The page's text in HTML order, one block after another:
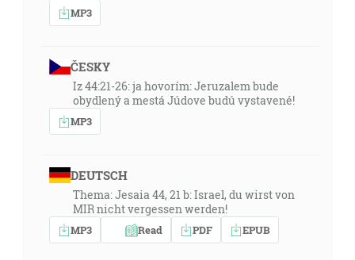
MP3
ČESKY
Iz 44:21-26: ja hovorím: Jeruzalem bude
obydlený a mestá Júdove budú vystavené!
MP3
DEUTSCH
Thema: Jesaia 44, 21 b: Israel, du wirst von
MIR nicht vergessen werden!
MP3 Read PDF EPUB